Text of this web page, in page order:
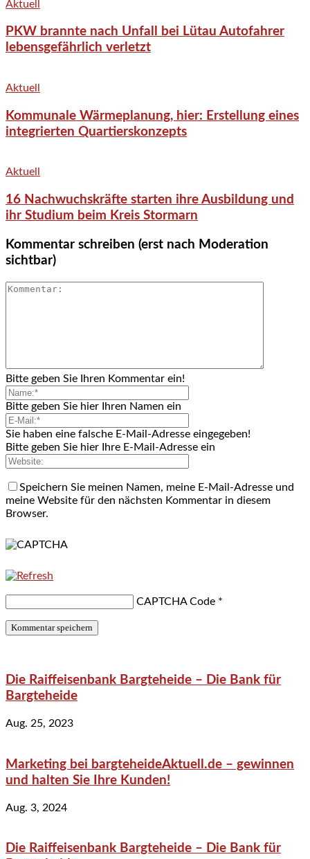
Aktuell
PKW brannte nach Unfall bei Lütau Autofahrer
lebensgefährlich verletzt
Aktuell
Kommunale Wärmeplanung, hier: Erstellung eines
integrierten Quartierskonzepts
Aktuell
16 Nachwuchskräfte starten ihre Ausbildung und
ihr Studium beim Kreis Stormarn
Kommentar schreiben (erst nach Moderation
sichtbar)
Bitte geben Sie Ihren Kommentar ein!
Bitte geben Sie hier Ihren Namen ein
Sie haben eine falsche E-Mail-Adresse eingegeben!
Bitte geben Sie hier Ihre E-Mail-Adresse ein
Speichern Sie meinen Namen, meine E-Mail-Adresse und
meine Website für den nächsten Kommentar in diesem
Browser.
CAPTCHA Code *
Die Raiffeisenbank Bargteheide – Die Bank für
Bargteheide
Aug. 25, 2023
Marketing bei bargteheideAktuell.de – gewinnen
und halten Sie Ihre Kunden!
Aug. 3, 2024
Die Raiffeisenbank Bargteheide – Die Bank für